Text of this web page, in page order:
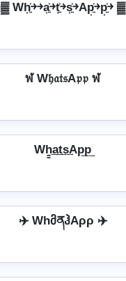
▓ Wh͎͍͐￫￫a͎͍͐￫t͎͍͐￫s͎͍͐￫Ap͎͍͐￫p͎͍͐￫ ▓
ฬ W𝔥𝔞𝔱𝔰A𝔭𝔭 ฬ
Wh̳͢a͢t͢s͢Ap͢p͢
✈️ WhმནჰAρρ ✈️